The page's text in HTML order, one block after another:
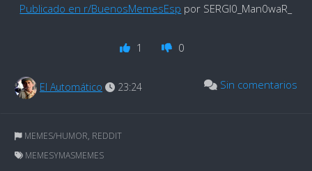
Publicado en r/BuenosMemesEsp por SERGI0_Man0waR_
1 0
El Automático 23:24 Sin comentarios
MEMES/HUMOR, REDDIT
MEMESYMASMEMES